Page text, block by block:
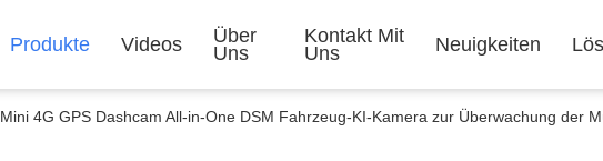
Produkte Videos
Über
Uns
Kontakt Mit
Uns
Neuigkeiten
Mini 4G GPS Dashcam All-in-One DSM Fahrzeug-KI-Kamera zur Überwachung der